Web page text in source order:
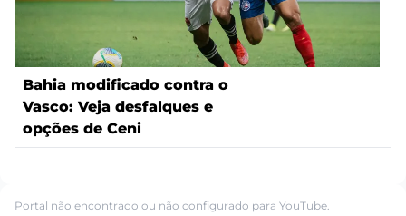
Bahia modificado contra o
Vasco: Veja desfalques e
opções de Ceni
Portal não encontrado ou não configurado para YouTube.